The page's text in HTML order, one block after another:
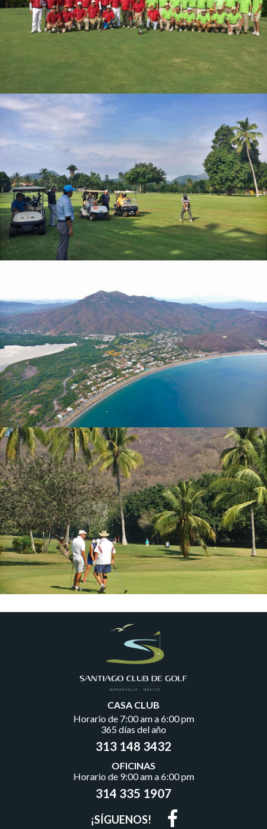
CASA CLUB
Horario de 7:00 am a 6:00 pm
365 días del año
313 148 3432
OFICINAS
Horario de 9:00 am a 6:00 pm
314 335 1907
¡SÍGUENOS!